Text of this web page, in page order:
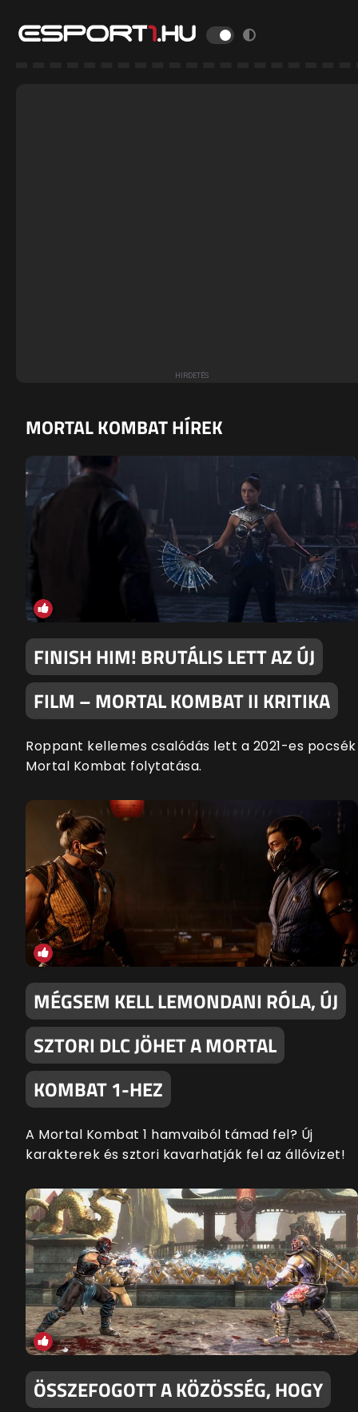
MORTAL KOMBAT HÍREK
FINISH HIM! BRUTÁLIS LETT AZ ÚJ
FILM – MORTAL KOMBAT II KRITIKA
Roppant kellemes csalódás lett a 2021-es pocsék
Mortal Kombat folytatása.
MÉGSEM KELL LEMONDANI RÓLA, ÚJ
SZTORI DLC JÖHET A MORTAL
KOMBAT 1-HEZ
A Mortal Kombat 1 hamvaiból támad fel? Új
karakterek és sztori kavarhatják fel az állóvizet!
ÖSSZEFOGOTT A KÖZÖSSÉG, HOGY